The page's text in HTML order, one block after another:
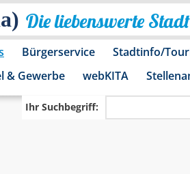
Die liebenswerte
Bürgerservice
Stadtinfo/
& Gewerbe webKITA
Ihr Suchbegriff: